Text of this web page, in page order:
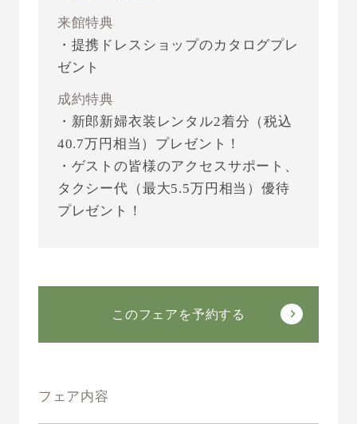
来館特典
・提携ドレスショップのカタログプレ
ゼント
成約特典
・新郎新婦衣装レンタル2着分（税込
40.7万円相当）プレゼント！
・ゲストの皆様のアクセスサポート、
タクシー代（最大5.5万円相当）優待
プレゼント！
このフェアを予約する
フェア内容